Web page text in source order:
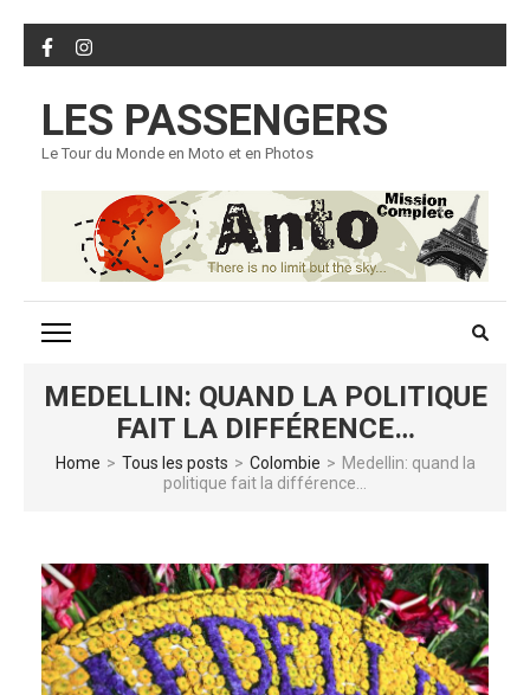
Skip
to
(Press
Enter)
LES PASSENGERS
Le Tour du Monde en Moto et en Photos
MEDELLIN: QUAND LA POLITIQUE
FAIT LA DIFFÉRENCE…
Home > Tous les posts > Colombie > Medellin: quand la
politique fait la différence…